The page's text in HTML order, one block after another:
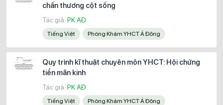
chấn thương cột sống
Tác giả: PK AĐ
Tiếng Việt Phòng Khám YHCT Á Đông
Quy trình kĩ thuật chuyên môn YHCT: Hội chứng
tiền mãn kinh
Tác giả: PK AĐ
Tiếng Việt Phòng Khám YHCT Á Đông